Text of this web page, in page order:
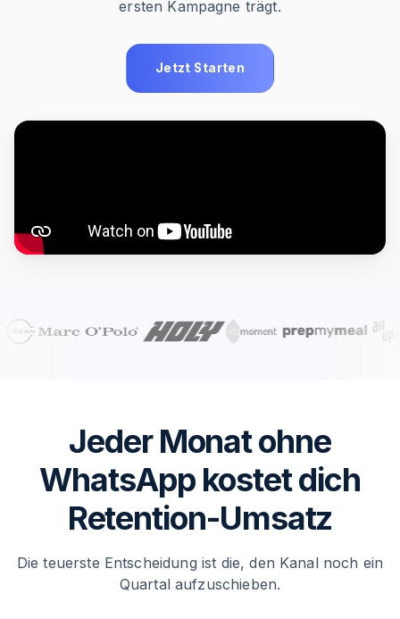
ersten Kampagne trägt.
Jetzt Starten
Jeder Monat ohne
WhatsApp kostet dich
Retention-Umsatz
Die teuerste Entscheidung ist die, den Kanal noch ein
Quartal aufzuschieben.